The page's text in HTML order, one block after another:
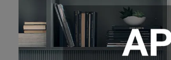
ICONICA 06